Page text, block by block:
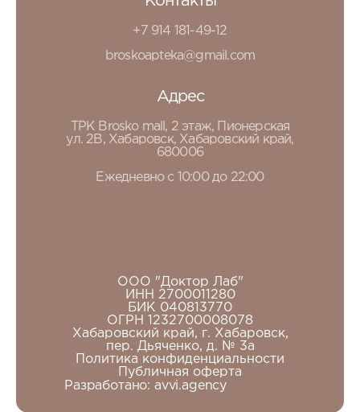
+7 914 181-49-12
broskoapteka@gmail.com
Адрес
ТРК Brosko mall, 2 этаж, Пионерская
ул. 2В, Хабаровск, Хабаровский край,
680006
Ежедневно с 10:00 до 22:00
ООО "Доктор Лаб"
ИНН 2700011280
БИК 040813770
ОГРН 1232700008078
Хабаровский край, г. Хабаровск,
пер. Дьяченко, д. № 3а
Политика конфиденциальности
Публичная оферта
Разработано: avvi.agency